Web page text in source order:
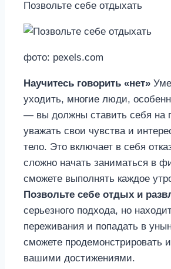
Позвольте себе отдыхать
фото: pexels.com
Научитесь говорить «нет»
уходить, многие люди,
— вы должны ставить себя на
уважать свои чувства и
тело. Это включает в себя
сложно начать заниматься в
сможете выполнять каждое
Позвольте себе отдых и
серьезного подхода, но
переживания и попадать в
сможете продемонстрировать
вашими достижениями.